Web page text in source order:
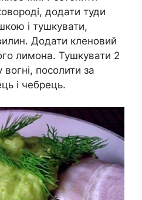
додати туди
і тушкувати,
Додати кленовий
лимона. Тушкувати 2
посолити за
і чебрець.